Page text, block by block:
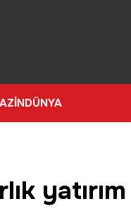
DÜNYA
yatırım